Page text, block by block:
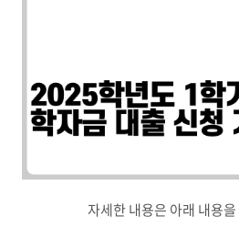
자세한 내용은 아래 내용